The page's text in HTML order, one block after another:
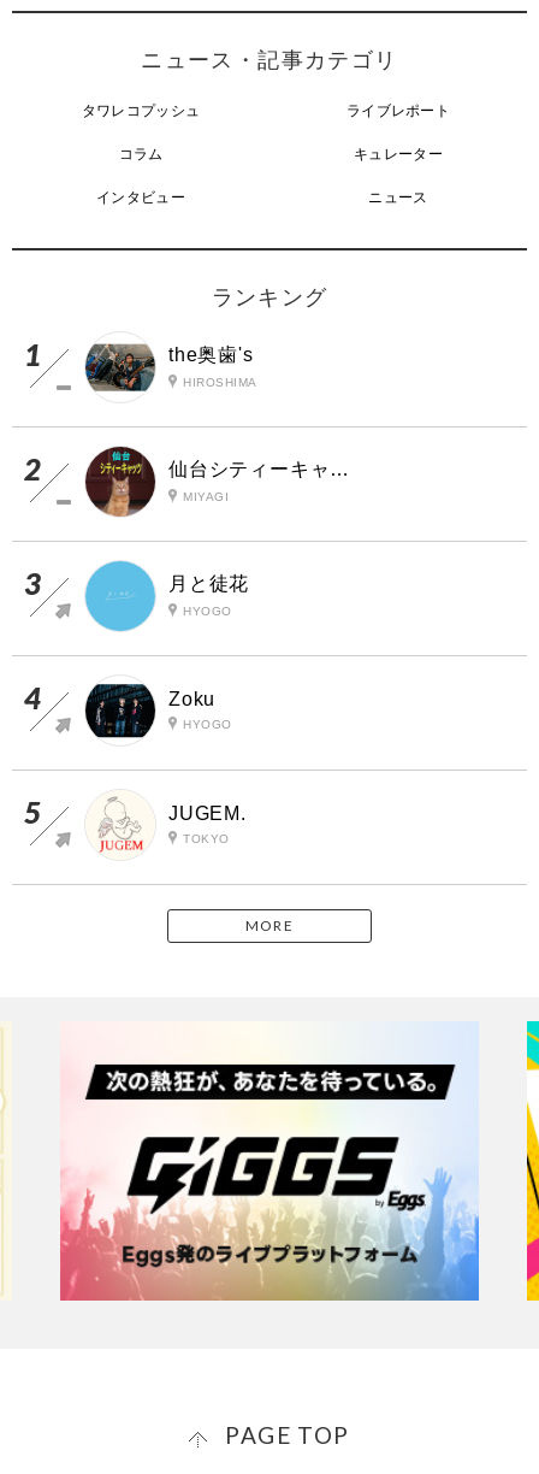
ニュース・記事カテゴリ
タワレコプッシュ ライブレポート
コラム キュレーター
インタビュー ニュース
ランキング
the奥歯's
HIROSHIMA
仙台シティーキャッツ
MIYAGI
月と徒花
HYOGO
Zoku
HYOGO
JUGEM.
TOKYO
MORE
PAGE TOP